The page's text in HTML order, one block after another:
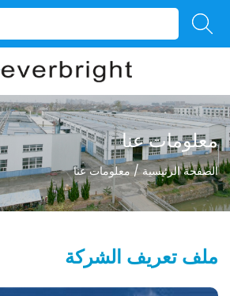
معلومات عنا
الصفحة الرئيسية/معلومات عنا
ملف تعريف الشركة